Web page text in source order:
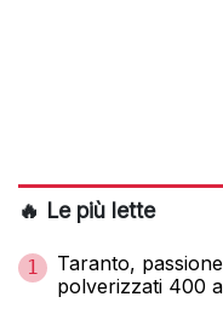
🔥 Le più lette
1
Taranto,
polverizzati 400